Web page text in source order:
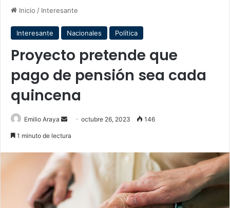
Inicio / Interesante
Interesante Nacionales Política
Proyecto pretende que
pago de pensión sea cada
quincena
Emilio Araya
Sendoctubre 26, 2023 146
1 minuto de lectura